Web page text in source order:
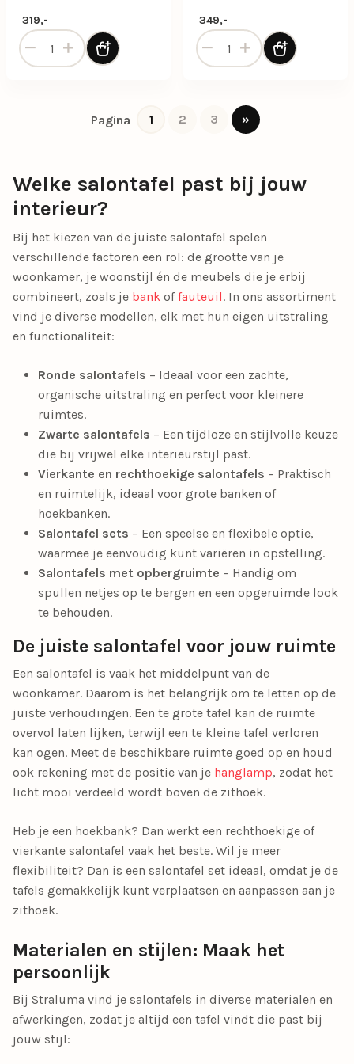
319,-
Salontafel Leia small - Naturel aantal
349,-
Salontafel Mari 70x47x38
Pagina 1 2 3 »
Welke salontafel past bij jouw
interieur?
Bij het kiezen van de juiste salontafel spelen
verschillende factoren een rol: de grootte van je
woonkamer, je woonstijl én de meubels die je erbij
combineert, zoals je bank offauteuil. In ons assortiment
vind je diverse modellen, elk met hun eigen uitstraling
en functionaliteit:
Ronde salontafels – Ideaal voor een zachte,
organische uitstraling en perfect voor kleinere
ruimtes.
Zwarte salontafels – Een tijdloze en stijlvolle keuze
die bij vrijwel elke interieurstijl past.
Vierkante en rechthoekige salontafels – Praktisch
en ruimtelijk, ideaal voor grote banken of
hoekbanken.
Salontafel sets – Een speelse en flexibele optie,
waarmee je eenvoudig kunt variëren in opstelling.
Salontafels met opbergruimte – Handig om
spullen netjes op te bergen en een opgeruimde look
te behouden.
De juiste salontafel voor jouw ruimte
Een salontafel is vaak het middelpunt van de
woonkamer. Daarom is het belangrijk om te letten op de
juiste verhoudingen. Een te grote tafel kan de ruimte
overvol laten lijken, terwijl een te kleine tafel verloren
kan ogen. Meet de beschikbare ruimte goed op en houd
ook rekening met de positie van je hanglamp, zodat het
licht mooi verdeeld wordt boven de zithoek.
Heb je een hoekbank? Dan werkt een rechthoekige of
vierkante salontafel vaak het beste. Wil je meer
flexibiliteit? Dan is een salontafel set ideaal, omdat je de
tafels gemakkelijk kunt verplaatsen en aanpassen aan je
zithoek.
Materialen en stijlen: Maak het
persoonlijk
Bij Straluma vind je salontafels in diverse materialen en
afwerkingen, zodat je altijd een tafel vindt die past bij
jouw stijl: